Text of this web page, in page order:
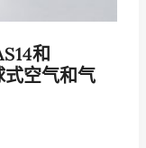
和
式空气和气